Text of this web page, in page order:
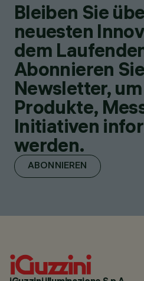
Bleiben Sie
neuesten
dem
Abonnieren
Newsletter,
Produkte,
Initiativen
werden.
ABONNIEREN